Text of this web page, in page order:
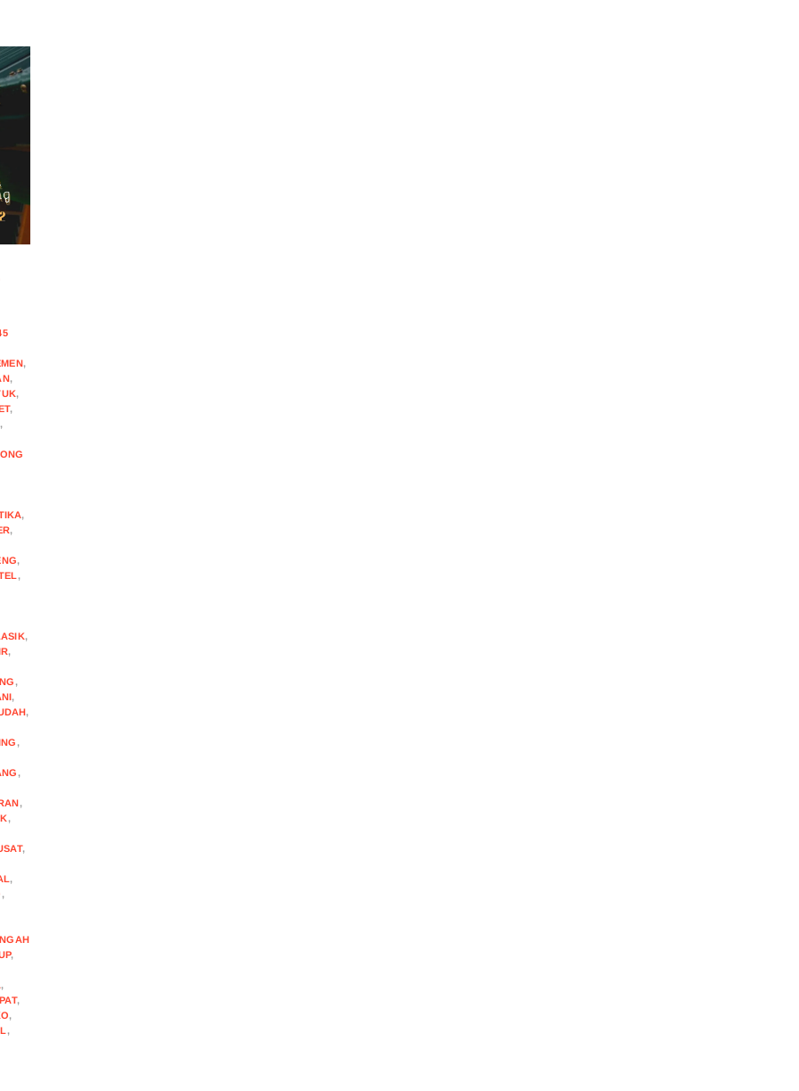
,
,
,
,
,
,
,
,
,
,
,
,
,
,
,
,
,
,
,
,
,
,
,
,
,
,